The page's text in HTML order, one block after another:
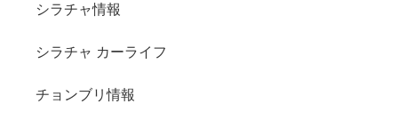
シラチャ情報
シラチャ カーライフ
チョンブリ情報